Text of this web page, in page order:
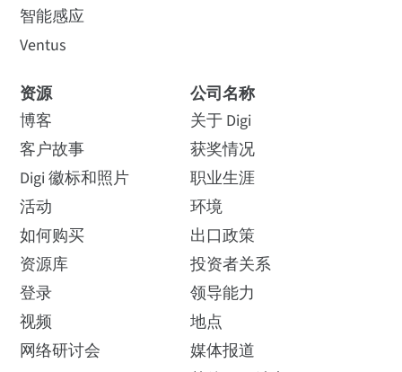
智能感应
Ventus
资源
博客
客户故事
Digi 徽标和照片
活动
如何购买
资源库
登录
视频
网络研讨会
公司名称
关于 Digi
获奖情况
职业生涯
环境
出口政策
投资者关系
领导能力
地点
媒体报道